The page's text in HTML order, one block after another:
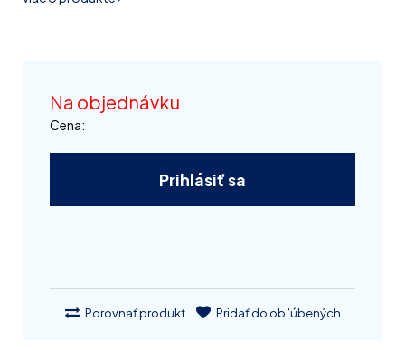
Na objednávku
Cena:
Prihlásiť sa
Porovnať produkt Pridať do obľúbených